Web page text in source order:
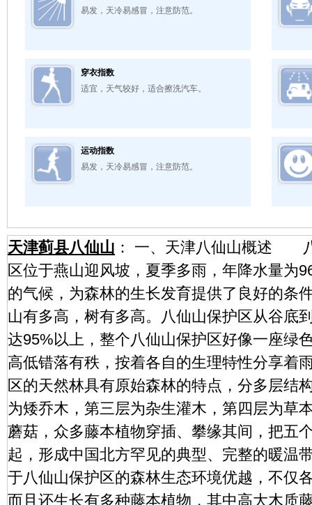
易发，天冷易感冒，注意防范。
穿衣指数
适宜，天气较好，适合擦洗汽车。
运动指数
易发，天冷易感冒，注意防范。
天津蓟县八仙山 ： 一、天津八仙山概述
区位于燕山迎风坡，夏季多雨，年降水量为
的气候，为森林的生长发育提供了良好的条
山有多高，树有多高。八仙山保护区从谷底
达95%以上，整个八仙山保护区好像一座绿
高低错落有秩，按着各自的生理特性分享
区的天然林具有原始森林的特点，分多层结
为矮乔木，第三层为杂生灌木，第四层为草
蘑菇，众多藤本植物穿插、攀缘其间，把五
起，形成中国北方罕见的典型、完整的暖温
于八仙山保护区的森林生态环境优越，不仅
而且还生长有多种藤本植物，其中高大木质